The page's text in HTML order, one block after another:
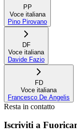
PP
Voce italiana
Pino Pirovano
DF
Voce italiana
Davide Fazio
FD
Voce italiana
Francesco De Angelis
Resta in contatto
Iscriviti a